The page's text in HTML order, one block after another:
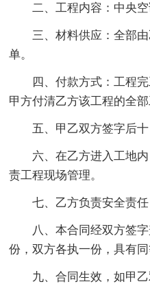
二、工程内容：中央
三、材料供应：全部
单。
四、付款方式：工程
甲方付清乙方该工程的全部
五、甲乙双方签字后十
六、在乙方进入工地
责工程现场管理。
七、乙方负责安全责任
八、本合同经双方签
份，双方各执一份，具有同
九、合同生效，如甲